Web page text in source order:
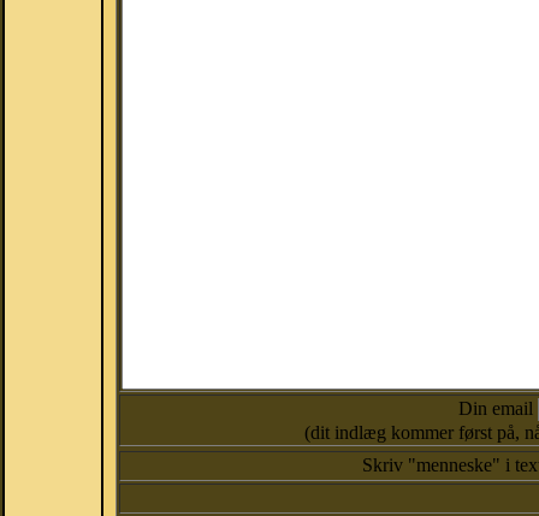
Din email
(dit indlæg kommer først på,
Skriv "menneske" i